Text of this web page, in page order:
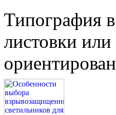
Типография
листовки